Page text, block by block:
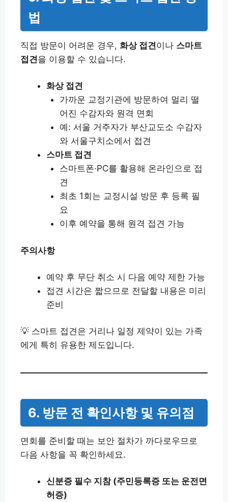
법
직접 방문이 어려운 경우, 화상 접견이나 스마트
접견을 이용할 수 있습니다.
화상 접견
가까운 교정기관에 방문하여 멀리 떨
어진 수감자와 원격 면회
예: 서울 거주자가 부산교도소 수감자
와 서울구치소에서 접견
스마트 접견
스마트폰·PC를 활용해 온라인으로 접
견
최초 1회는 교정시설 방문 후 등록 필
요
이후 예약을 통해 원격 접견 가능
주의사항
예약 후 무단 취소 시 다음 예약 제한 가능
접견 시간은 짧으므로 전달할 내용은 미리
준비
💡 스마트 접견은 거리나 일정 제약이 있는 가족
에게 특히 유용한 제도입니다.
6. 방문 전 확인사항 및 유의점
면회를 준비할 때는 보안 절차가 까다로우므로
다음 사항을 꼭 확인하세요.
신분증 필수 지참 (주민등록증 또는 운전면
허증)